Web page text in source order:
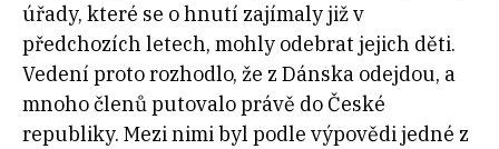
úřady, které se o hnutí zajímaly již v
předchozích letech, mohly odebrat jejich děti.
Vedení proto rozhodlo, že z Dánska odejdou, a
mnoho členů putovalo právě do České
republiky. Mezi nimi byl podle výpovědi jedné z